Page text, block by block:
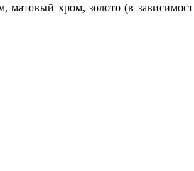
хром, золото (в